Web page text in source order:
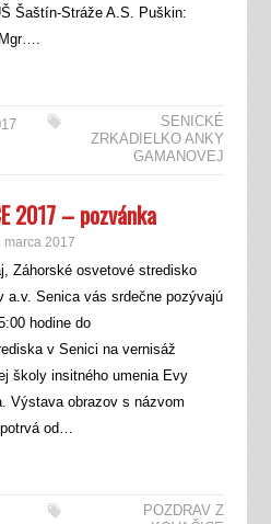
Šaštín-Stráže A.S. Puškin:
SENICKÉ
ZRKADIELKO ANKY
GAMANOVEJ
2017 – pozvánka
marca 2017
Záhorské osvetové stredisko
a.v. Senica vás srdečne pozývajú
hodine do
v Senici na vernisáž
školy insitného umenia Evy
Výstava obrazov s názvom
potrvá od…
POZDRAV Z